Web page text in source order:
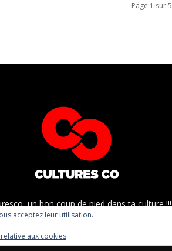
Page 1 sur 5
un bon coup de pied dans ta culture !!!
acceptez leur utilisation.
aux cookies